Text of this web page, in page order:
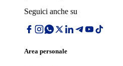
Seguici anche su
Area personale